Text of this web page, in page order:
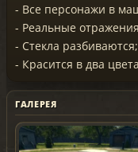
- Все персонажи в
- Реальные
- Стекла разбиваются;
- Красится в два
ГАЛЕРЕЯ